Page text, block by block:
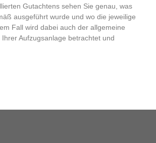
Gutachtens sehen Sie genau, was
ausgeführt wurde und wo die jeweilige
Fall wird dabei auch der allgemeine
Aufzugsanlage betrachtet und